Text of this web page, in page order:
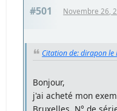
#501 Novembre 26,
Citation de: dirapon
Bonjour,
j'ai acheté mon